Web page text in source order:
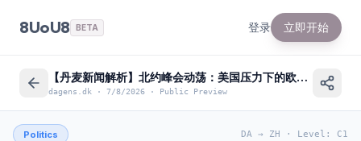
8UoU8 BETA 登录 立即开始
【丹麦新闻解析】北约峰会动荡：美国压力下的欧洲安全前景
dagens.dk · 7/8/2026 · Public Preview
Politics DA → ZH · Level : C1